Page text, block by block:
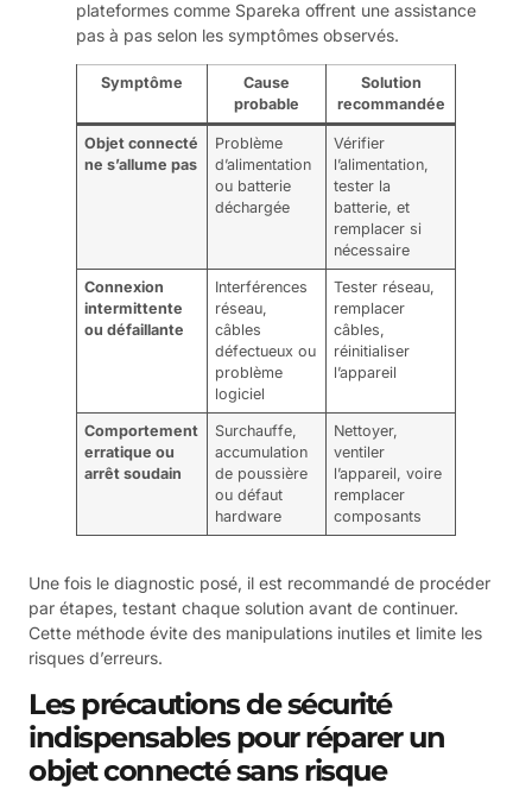
plateformes comme Spareka offrent une assistance
pas à pas selon les symptômes observés.
Symptôme
Cause
probable
Solution
recommandée
Objet connecté
ne s’allume pas
Problème
d’alimentation
ou batterie
déchargée
Vérifier
l’alimentation,
tester la
batterie, et
remplacer si
nécessaire
Connexion
intermittente
ou défaillante
Interférences
réseau,
câbles
défectueux ou
problème
logiciel
Tester réseau,
remplacer
câbles,
réinitialiser
l’appareil
Comportement
erratique ou
arrêt soudain
Surchauffe,
accumulation
de poussière
ou défaut
hardware
Nettoyer,
ventiler
l’appareil, voire
remplacer
composants
Une fois le diagnostic posé, il est recommandé de procéder
par étapes, testant chaque solution avant de continuer.
Cette méthode évite des manipulations inutiles et limite les
risques d’erreurs.
Les précautions de sécurité
indispensables pour réparer un
objet connecté sans risque